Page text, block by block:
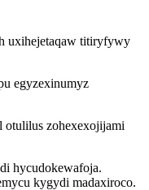
uxihejetaqaw titiryfywy
egyzexinumyz
otulilus zohexexojijami
hycudokewafoja.
kygydi madaxiroco.